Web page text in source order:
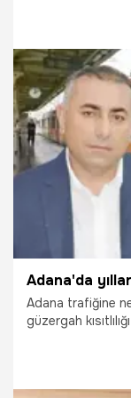
20.06.2026
Adana trafiğine
güzergah
olarak tamamen